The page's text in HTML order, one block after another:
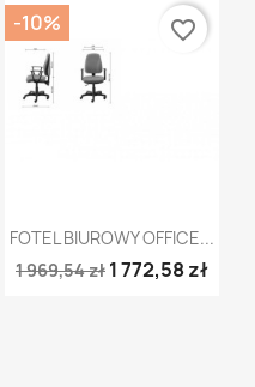
Szybki podgląd
FOTEL BIUROWY OFFICE...
1 969,54 zł 1 772,58 zł
-10% favorite_border